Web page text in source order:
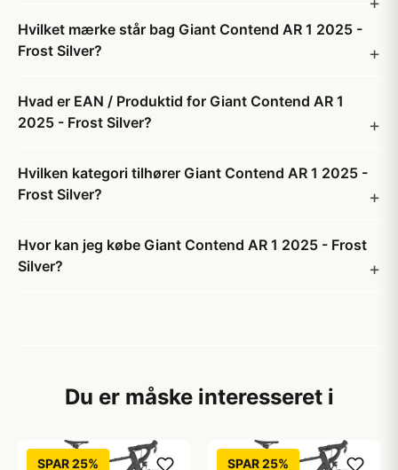
Hvilket mærke står bag Giant Contend AR 1 2025 -
Frost Silver?
Hvad er EAN / Produktid for Giant Contend AR 1
2025 - Frost Silver?
Hvilken kategori tilhører Giant Contend AR 1 2025 -
Frost Silver?
Hvor kan jeg købe Giant Contend AR 1 2025 - Frost
Silver?
Du er måske interesseret i
SPAR 25% SPAR 25%